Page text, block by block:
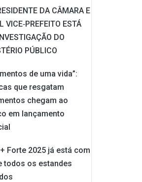
DA CÂMARA E
VICE‑PREFEITO ESTÁ
DO
PÚBLICO
de uma vida”:
que resgatam
chegam ao
em lançamento
Forte 2025 já está com
todos os estandes